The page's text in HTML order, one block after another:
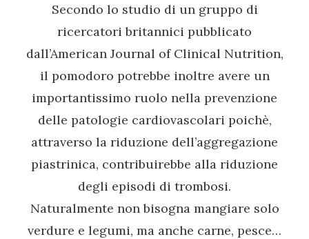
Secondo lo studio di un gruppo di
ricercatori britannici pubblicato
dall’American Journal of Clinical Nutrition,
il pomodoro potrebbe inoltre avere un
importantissimo ruolo nella prevenzione
delle patologie cardiovascolari poichè,
attraverso la riduzione dell’aggregazione
piastrinica, contribuirebbe alla riduzione
degli episodi di trombosi.
Naturalmente non bisogna mangiare solo
verdure e legumi, ma anche carne, pesce…